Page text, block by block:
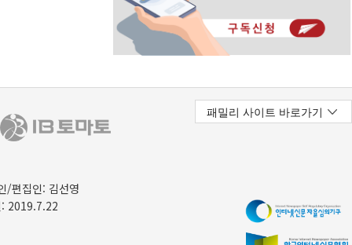
/편집인: 김선영
2019.7.22